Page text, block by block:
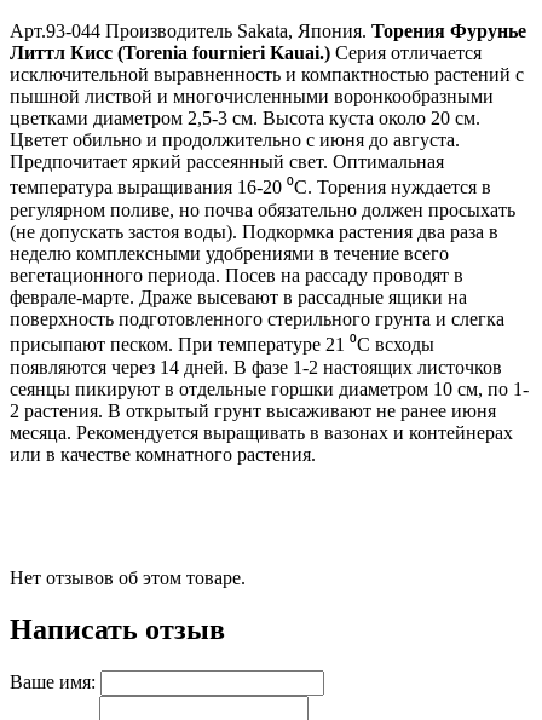
Арт.93-044 Производитель Sakata, Япония. Торения Фурунье
Литтл Кисс (Torenia fournieri Kauai.) Серия отличается
исключительной выравненность и компактностью растений с
пышной листвой и многочисленными воронкообразными
цветками диаметром 2,5-3 см. Высота куста около 20 см.
Цветет обильно и продолжительно с июня до августа.
Предпочитает яркий рассеянный свет. Оптимальная
температура выращивания 16-20 ⁰С. Торения нуждается в
регулярном поливе, но почва обязательно должен просыхать
(не допускать застоя воды). Подкормка растения два раза в
неделю комплексными удобрениями в течение всего
вегетационного периода. Посев на рассаду проводят в
феврале-марте. Драже высевают в рассадные ящики на
поверхность подготовленного стерильного грунта и слегка
присыпают песком. При температуре 21 ⁰С всходы
появляются через 14 дней. В фазе 1-2 настоящих листочков
сеянцы пикируют в отдельные горшки диаметром 10 см, по 1-
2 растения. В открытый грунт высаживают не ранее июня
месяца. Рекомендуется выращивать в вазонах и контейнерах
или в качестве комнатного растения.
Нет отзывов об этом товаре.
Написать отзыв
Ваше имя: